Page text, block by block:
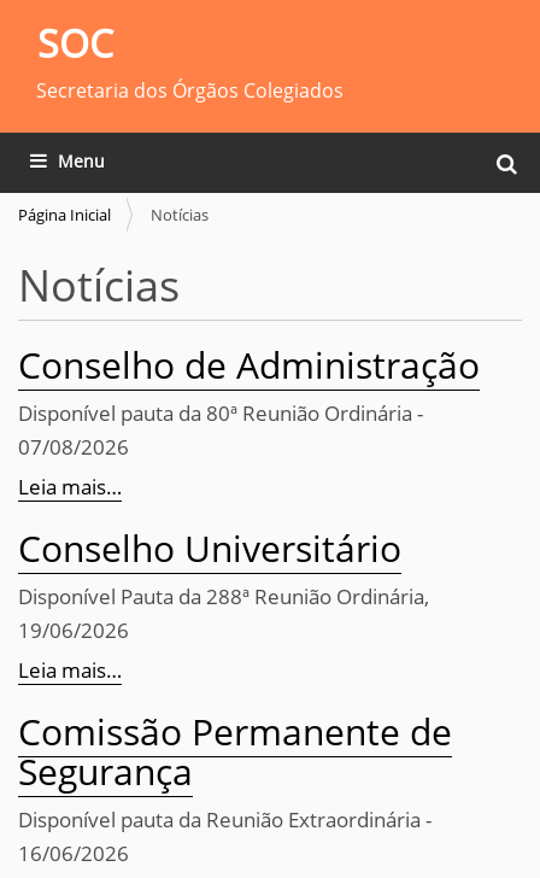
SOC
Secretaria dos Órgãos Colegiados
Busca
Toggle navigation
Página Inicial Notícias
Notícias
Conselho de Administração
Disponível pauta da 80ª Reunião Ordinária -
07/08/2026
Leia mais…
Conselho Universitário
Disponível Pauta da 288ª Reunião Ordinária,
19/06/2026
Leia mais…
Comissão Permanente de
Segurança
Disponível pauta da Reunião Extraordinária -
16/06/2026